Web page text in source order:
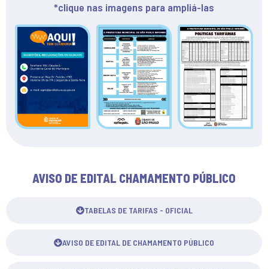
*clique nas imagens para ampliá-las
AVISO DE EDITAL CHAMAMENTO PÚBLICO
TABELAS DE TARIFAS - OFICIAL
AVISO DE EDITAL DE CHAMAMENTO PÚBLICO